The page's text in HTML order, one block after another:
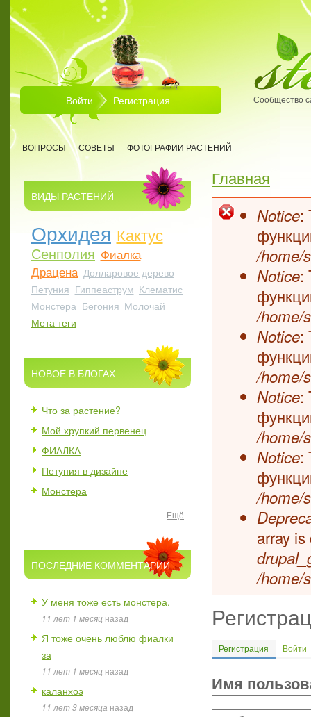
Перейти к основному содержанию
Войти Регистрация Сообщество
ВОПРОСЫ СОВЕТЫ ФОТОГРАФИИ РАСТЕНИЙ
ВИДЫ РАСТЕНИЙ
Орхидея Кактус
Сенполия Фиалка
Драцена Долларовое дерево
Петуния Гиппеаструм Клематис
Монстера Бегония Молочай
Мета теги
НОВОЕ В БЛОГАХ
Что за растение?
Мой хрупкий первенец
ФИАЛКА
Петуния в дизайне
Монстера
Ещё
ПОСЛЕДНИЕ КОММЕНТАРИИ
У меня тоже есть монстера.
11 лет 1 месяц назад
Я тоже очень люблю фиалки
за
11 лет 1 месяц назад
каланхоэ
11 лет 3 месяца назад
Вы здесь
Главная
Notice:
/home/
Notice:
/home/
Notice:
/home/
Notice:
/home/
Notice:
/home/
array
/home/
Главные
Регистрация Войти
Имя